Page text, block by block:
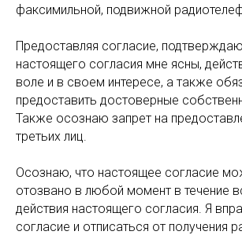
факсимильной, подвижной
Предоставляя согласие,
настоящего согласия мне ясны,
воле и в своем интересе, а также
предоставить достоверные
Также осознаю запрет на
третьих лиц.
Осознаю, что настоящее согласие
отозвано в любой момент в течение
действия настоящего согласия. Я
согласие и отписаться от получения